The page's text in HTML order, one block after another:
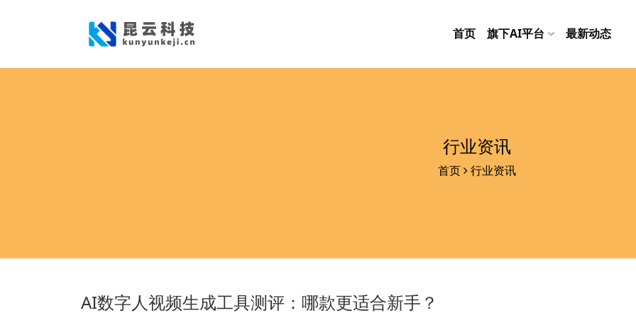
首页 旗下AI平台 最新动态
行业资讯
首页 行业资讯
AI数字人视频生成工具测评：哪款更适合新手？